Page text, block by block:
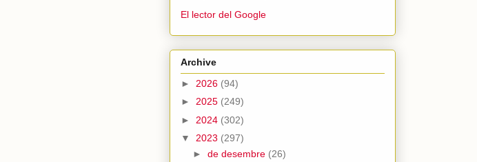
El lector del Google
Archive
► 2026 (94)
► 2025 (249)
► 2024 (302)
▼ 2023 (297)
► de desembre (26)